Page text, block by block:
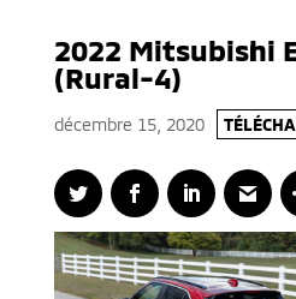
2022 Mitsubishi
(Rural-4)
décembre 15, 2020